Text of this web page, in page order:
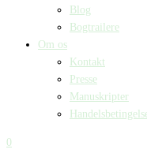
Blog
Bogtrailere
Om os
Kontakt
Presse
Manuskripter
0